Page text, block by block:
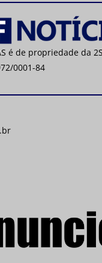
é de propriedade da
0001-84